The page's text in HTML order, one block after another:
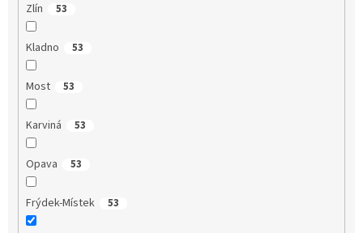
Zlín 53
Kladno 53
Most 53
Karviná 53
Opava 53
Frýdek-Místek 53